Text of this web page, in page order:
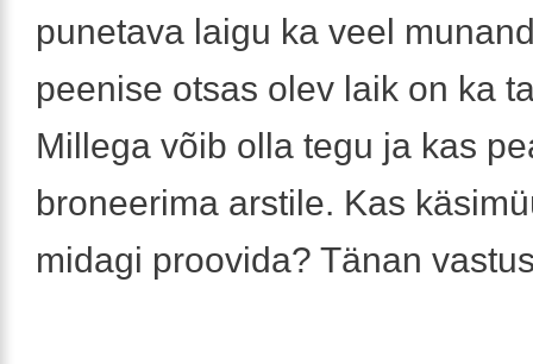
punetava laigu ka veel
peenise otsas olev laik on ka
Millega võib olla tegu ja kas
broneerima arstile. Kas
midagi proovida? Tänan